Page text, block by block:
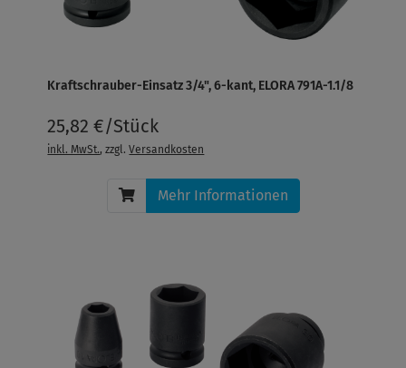
Kraftschrauber-Einsatz 3/4", 6-kant, ELORA 791A-1.1/8
25,82 €/Stück
inkl. MwSt., zzgl.Versandkosten
Mehr Informationen